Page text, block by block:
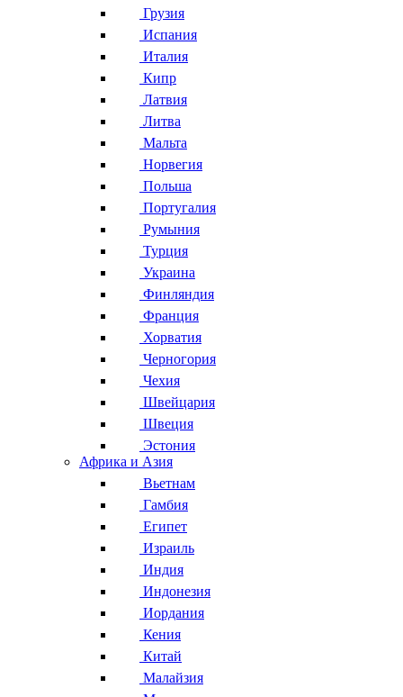
Грузия
Испания
Италия
Кипр
Латвия
Литва
Мальта
Норвегия
Польша
Португалия
Румыния
Турция
Украина
Финляндия
Франция
Хорватия
Черногория
Чехия
Швейцария
Швеция
Эстония
Африка и Азия
Вьетнам
Гамбия
Египет
Израиль
Индия
Индонезия
Иордания
Кения
Китай
Малайзия